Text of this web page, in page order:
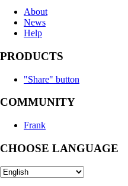
About
News
Help
PRODUCTS
"Share" button
COMMUNITY
Frank
CHOOSE LANGUAGE